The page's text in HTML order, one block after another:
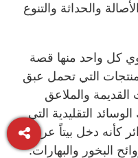
والحداثة والتنوع
كل واحد منها قصة
التي تحمل عبق
القديمة والملاعق
التقليدية التي
كأنه دخل بيتاً عربياً
البخور والبهارات.